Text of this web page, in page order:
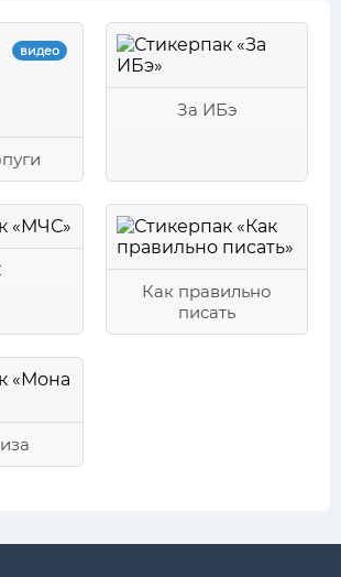
видео
За ИБэ
Как правильно
писать